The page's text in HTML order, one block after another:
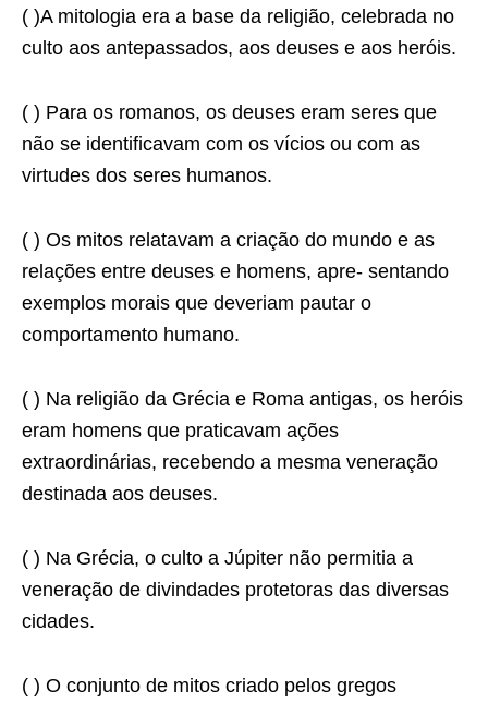
( )A mitologia era a base da religião, celebrada no
culto aos antepassados, aos deuses e aos heróis.
( ) Para os romanos, os deuses eram seres que
não se identificavam com os vícios ou com as
virtudes dos seres humanos.
( ) Os mitos relatavam a criação do mundo e as
relações entre deuses e homens, apre- sentando
exemplos morais que deveriam pautar o
comportamento humano.
( ) Na religião da Grécia e Roma antigas, os heróis
eram homens que praticavam ações
extraordinárias, recebendo a mesma veneração
destinada aos deuses.
( ) Na Grécia, o culto a Júpiter não permitia a
veneração de divindades protetoras das diversas
cidades.
( ) O conjunto de mitos criado pelos gregos